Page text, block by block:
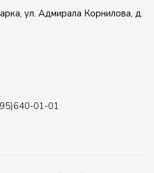
ул. Адмирала Корнилова, д.
01-01